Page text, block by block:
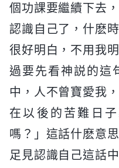
個功課要繼續下去
認識自己了，什麽
很好明白，不用我
過要先看神説的這
中，人不曾寶愛我
在以後的苦難日
嗎？」這話什麽意
足見認識自己這話